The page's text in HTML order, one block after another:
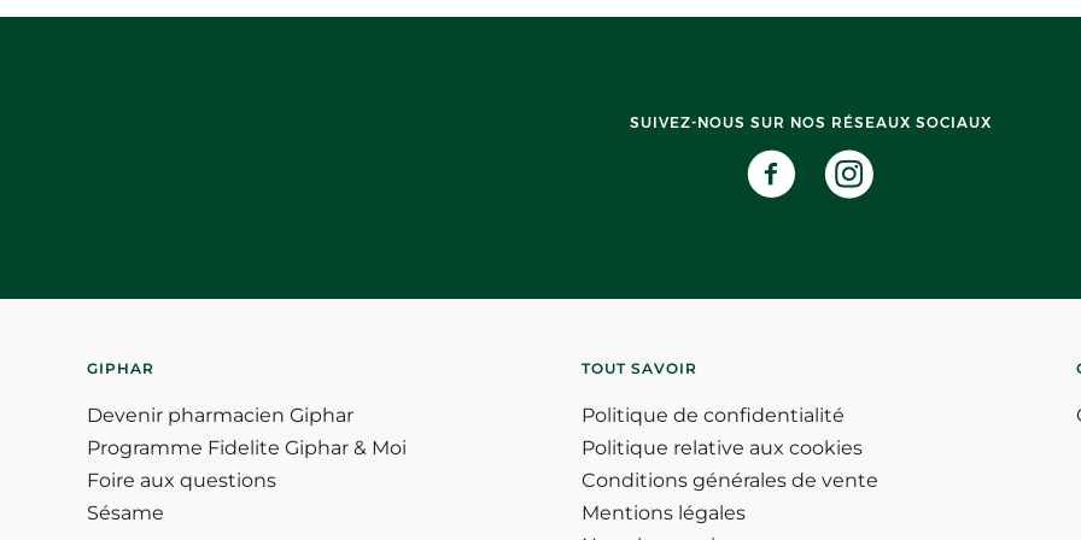
SUIVEZ-NOUS SUR NOS RÉSEAUX SOCIAUX
GIPHAR
Devenir pharmacien Giphar
Programme Fidelite Giphar & Moi
Foire aux questions
Sésame
TOUT SAVOIR
Politique de confidentialité
Politique relative aux cookies
Conditions générales de vente
Mentions légales